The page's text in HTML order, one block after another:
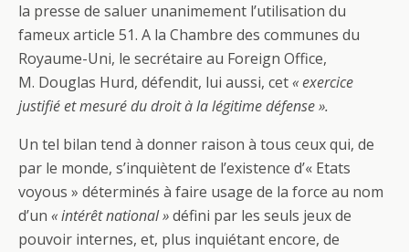
la presse de saluer unanimement l’utilisation du
fameux article 51. A la Chambre des communes du
Royaume-Uni, le secrétaire au Foreign Office,
M. Douglas Hurd, défendit, lui aussi, cet« exercice
justifié et mesuré du droit à la légitime défense ».
Un tel bilan tend à donner raison à tous ceux qui, de
par le monde, s’inquiètent de l’existence d’« Etats
voyous » déterminés à faire usage de la force au nom
d’un « intérêt national »défini par les seuls jeux de
pouvoir internes, et, plus inquiétant encore, de